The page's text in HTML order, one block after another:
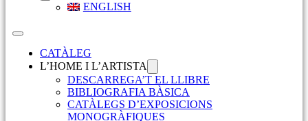
ENGLISH
CATÀLEG
L’HOME I L’ARTISTA
DESCARREGA’T EL LLIBRE
BIBLIOGRAFIA BÀSICA
CATÀLEGS D’EXPOSICIONS
MONOGRÀFIQUES